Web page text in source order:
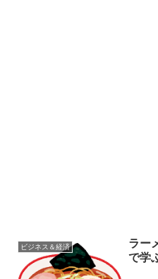
ビジネス＆経済
ラー
で学